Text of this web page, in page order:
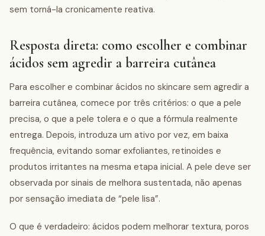
sem torná-la cronicamente reativa.
Resposta direta: como escolher e combinar
ácidos sem agredir a barreira cutânea
Para escolher e combinar ácidos no skincare sem agredir a
barreira cutânea, comece por três critérios: o que a pele
precisa, o que a pele tolera e o que a fórmula realmente
entrega. Depois, introduza um ativo por vez, em baixa
frequência, evitando somar exfoliantes, retinoides e
produtos irritantes na mesma etapa inicial. A pele deve ser
observada por sinais de melhora sustentada, não apenas
por sensação imediata de “pele lisa”.
O que é verdadeiro: ácidos podem melhorar textura, poros